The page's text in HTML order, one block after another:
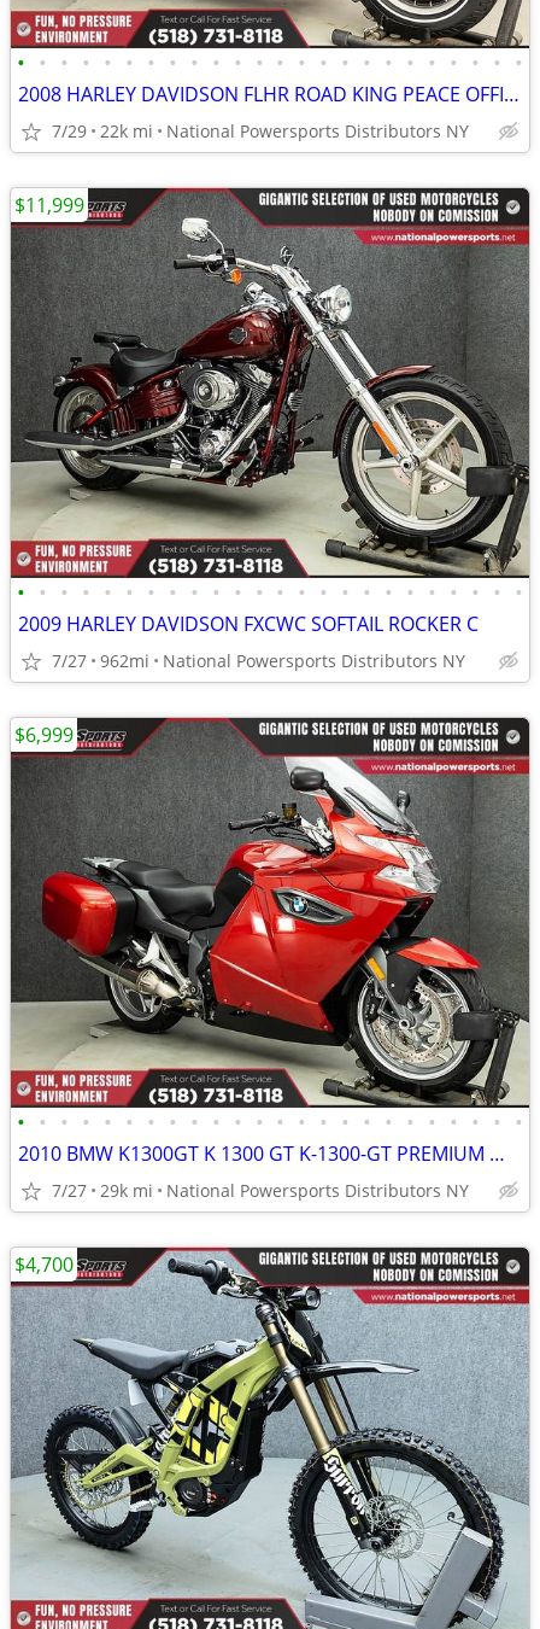
• • • • • • • • • • • • • • • • • • • • • • • •
2008 HARLEY DAVIDSON FLHR ROAD KING PEACE OFFICER EDITION
7/29 22k mi National Powersports Distributors NY
• • • • • • • • • • • • • • • • • • • • • • • •
2009 HARLEY DAVIDSON FXCWC SOFTAIL ROCKER C
7/27 962mi National Powersports Distributors NY
$11,999
• • • • • • • • • • • • • • • • • • • • • • • •
2010 BMW K1300GT K 1300 GT K-1300-GT PREMIUM WABS
7/27 29k mi National Powersports Distributors NY
$6,999
$4,700